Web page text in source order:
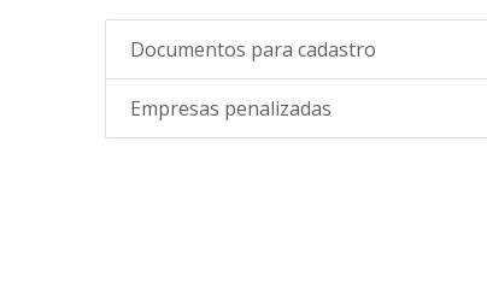
Documentos para cadastro
Empresas penalizadas